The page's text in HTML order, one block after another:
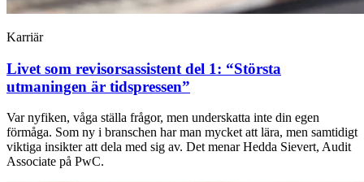
Karriär
Livet som revisorsassistent del 1: “Största
utmaningen är tidspressen”
Var nyfiken, våga ställa frågor, men underskatta inte din egen
förmåga. Som ny i branschen har man mycket att lära, men samtidigt
viktiga insikter att dela med sig av. Det menar Hedda Sievert, Audit
Associate på PwC.